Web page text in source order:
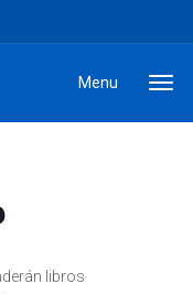
Menu
libros